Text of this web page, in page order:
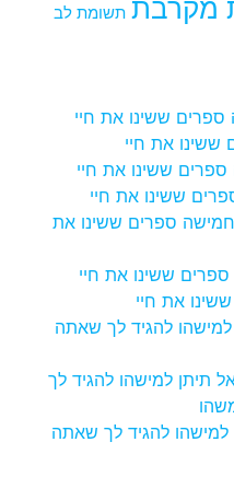
מקרבת תשומת לב
ששינו את חיי
את חיי
ששינו את חיי
ששינו את חיי
חמישה ספרים ששינו את
ששינו את חיי
את חיי
להגיד לך שאתה
תיתן למישהו להגיד לך
למישהו להגיד לך שאתה